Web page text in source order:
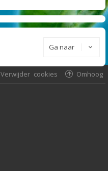
Ga naar
Omhoog
Verwijder cookies